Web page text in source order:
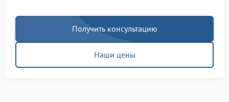
Получить консультацию
Наши цены